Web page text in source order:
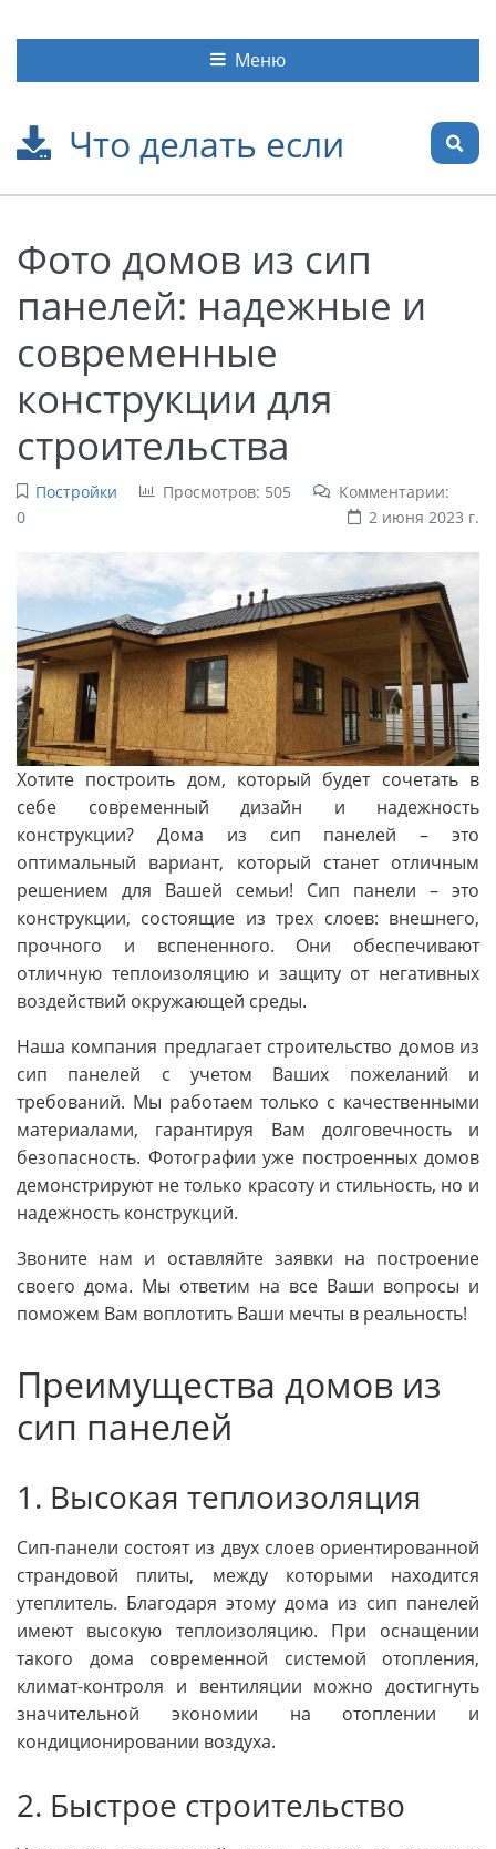
Что делать если
Меню
Фото домов из сип
панелей: надежные и
современные
конструкции для
строительства
Постройки Просмотров: 505
Комментарии:
0
2 июня 2023 г.
Хотите построить дом, который будет сочетать в
себе современный дизайн и надежность
конструкции? Дома из сип панелей – это
оптимальный вариант, который станет отличным
решением для Вашей семьи! Сип панели – это
конструкции, состоящие из трех слоев: внешнего,
прочного и вспененного. Они обеспечивают
отличную теплоизоляцию и защиту от негативных
воздействий окружающей среды.
Наша компания предлагает строительство домов из
сип панелей с учетом Ваших пожеланий и
требований. Мы работаем только с качественными
материалами, гарантируя Вам долговечность и
безопасность. Фотографии уже построенных домов
демонстрируют не только красоту и стильность, но и
надежность конструкций.
Звоните нам и оставляйте заявки на построение
своего дома. Мы ответим на все Ваши вопросы и
поможем Вам воплотить Ваши мечты в реальность!
Преимущества домов из
сип панелей
1. Высокая теплоизоляция
Сип-панели состоят из двух слоев ориентированной
страндовой плиты, между которыми находится
утеплитель. Благодаря этому дома из сип панелей
имеют высокую теплоизоляцию. При оснащении
такого дома современной системой отопления,
климат-контроля и вентиляции можно достигнуть
значительной экономии на отоплении и
кондиционировании воздуха.
2. Быстрое строительство